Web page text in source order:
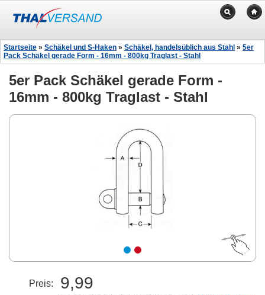
Startseite » Schäkel und S-Haken » Schäkel, handelsüblich aus Stahl » 5er
Pack Schäkel gerade Form - 16mm - 800kg Traglast - Stahl
5er Pack Schäkel gerade Form -
16mm - 800kg Traglast - Stahl
Preis: 9,99